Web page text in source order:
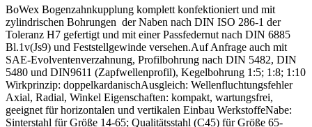
BoWex Bogenzahnkupplung komplett konfektioniert und mit
zylindrischen Bohrungen der Naben nach DIN ISO 286-1 der
Toleranz H7 gefertigt und mit einer Passfedernut nach DIN 6885
Bl.1v(Js9) und Feststellgewinde versehen.Auf Anfrage auch mit
SAE-Evolventenverzahnung, Profilbohrung nach DIN 5482, DIN
5480 und DIN9611 (Zapfwellenprofil), Kegelbohrung 1:5; 1:8; 1:10
Wirkprinzip: doppelkardanischAusgleich: Wellenfluchtungsfehler
Axial, Radial, Winkel Eigenschaften: kompakt, wartungsfrei,
geeignet für horizontalen und vertikalen Einbau WerkstoffeNabe:
Sinterstahl für Größe 14-65; Qualitätsstahl (C45) für Größe 65-